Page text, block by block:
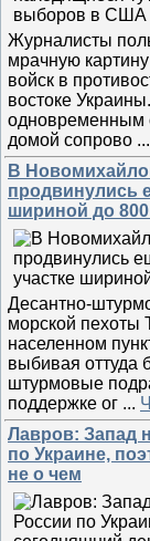
Журналисты
мрачную
войск в
востоке
одновременным
домой сопрово ...
В
продвинулись
шириной до
Десантно-
морской пехоты
населенном
выбивая оттуда
штурмовые
поддержке ог ...
Лавров: Запад
по Украине,
не о чем